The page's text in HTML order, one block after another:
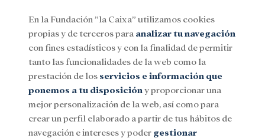
Menu
SocialInvestigación y becasCultura
En la Fundación ”la Caixa” utilizamos cookies
propias y de terceros para analizar tu navegación
con fines estadísticos y con la finalidad de permitir
tanto las funcionalidades de la web como la
prestación de los servicios e información que
ponemos a tu disposición y proporcionar una
mejor personalización de la web, así como para
crear un perfil elaborado a partir de tus hábitos de
navegación e intereses y poder gestionar